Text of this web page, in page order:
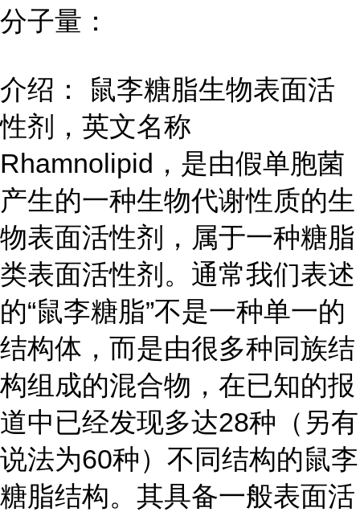
分子量：
介绍： 鼠李糖脂生物表面活
性剂，英文名称
Rhamnolipid，是由假单胞菌
产生的一种生物代谢性质的生
物表面活性剂，属于一种糖脂
类表面活性剂。通常我们表述
的“鼠李糖脂”不是一种单一的
结构体，而是由很多种同族结
构组成的混合物，在已知的报
道中已经发现多达28种（另有
说法为60种）不同结构的鼠李
糖脂结构。其具备一般表面活